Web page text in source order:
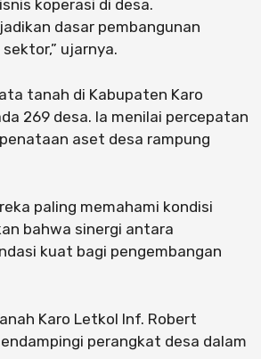
koperasi di desa.
dasar pembangunan
ujarnya.
tanah di Kabupaten Karo
269 desa. Ia menilai percepatan
aset desa rampung
paling memahami kondisi
bahwa sinergi antara
kuat bagi pengembangan
Karo Letkol Inf. Robert
perangkat desa dalam